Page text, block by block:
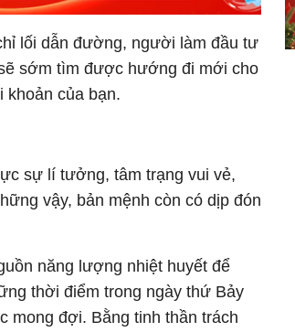
lối dẫn đường, người làm đầu tư
sớm tìm được hướng đi mới cho
khoản của bạn.
sự lí tưởng, tâm trạng vui vẻ,
vậy, bản mệnh còn có dịp đón
năng lượng nhiệt huyết để
thời điểm trong ngày thứ Bảy
mong đợi. Bằng tinh thần trách